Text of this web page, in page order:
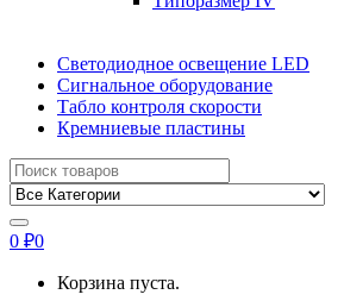
Светодиодное освещение LED
Сигнальное оборудование
Табло контроля скорости
Кремниевые пластины
Найти:
0 ₽0
Корзина пуста.